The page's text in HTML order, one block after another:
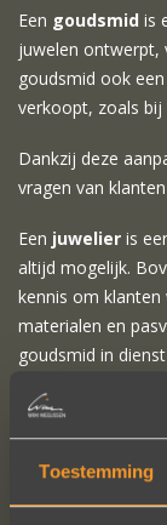
Toestemming
Een goudsmid is
juwelen ontwerpt,
goudsmid ook
verkoopt, zoals bij
Dankzij deze
vragen van
Een juwelier is
altijd mogelijk.
kennis om klanten
materialen en
goudsmid in
Lees meer over
Onze winkel